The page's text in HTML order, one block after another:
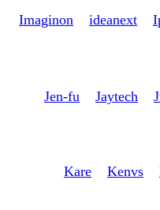
ideanext
Imaginon
Jaytech
Jen-fu
Kenvs
Kare